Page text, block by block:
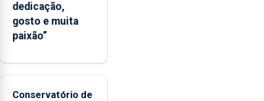
dedicação,
gosto e muita
paixão”
Conservatório de